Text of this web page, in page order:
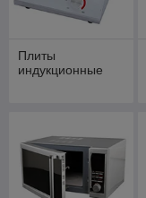
Плиты
индукционные